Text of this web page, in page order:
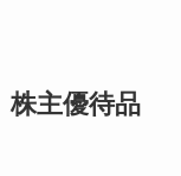
株主優待品